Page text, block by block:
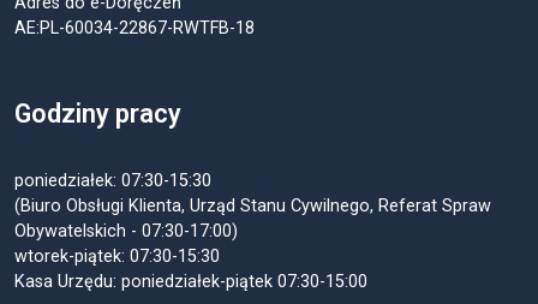
AE:PL-60034-22867-RWTFB-18
Godziny pracy
poniedziałek: 07:30-15:30
(Biuro Obsługi Klienta, Urząd Stanu Cywilnego, Referat Spraw
Obywatelskich - 07:30-17:00)
wtorek-piątek: 07:30-15:30
Kasa Urzędu: poniedziałek-piątek 07:30-15:00